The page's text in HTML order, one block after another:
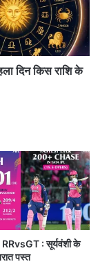
and
Virat
31,
दिन किस राशि के
: सूर्यवंशी के
पस्त